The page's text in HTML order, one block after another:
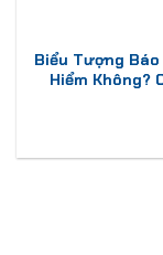
Biểu Tượng Báo
Hiểm Không?